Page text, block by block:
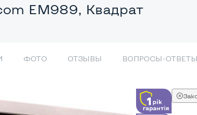
EM989, Квадрат
ФОТО ОТЗЫВЫ ВОПРОСЫ-ОТВЕТЫ